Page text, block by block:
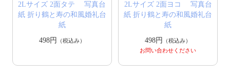
2Lサイズ 2面タテ 写真台
紙 折り鶴と寿の和風婚礼台
紙
498円
（税込み）
2Lサイズ 2面ヨコ 写真台
紙 折り鶴と寿の和風婚礼台
紙
498円
（税込み）
お問い合わせください